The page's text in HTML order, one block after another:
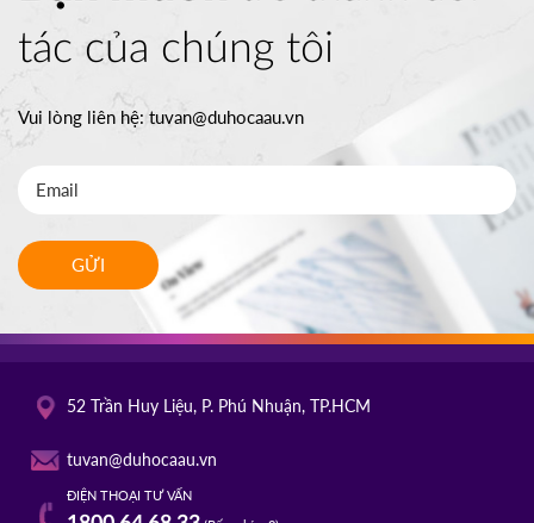
tác của chúng tôi
Vui lòng liên hệ:tuvan@duhocaau.vn
GỬI
52 Trần Huy Liệu, P. Phú Nhuận, TP.HCM
tuvan@duhocaau.vn
ĐIỆN THOẠI TƯ VẤN